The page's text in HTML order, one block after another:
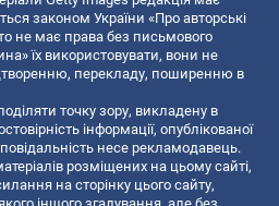
законом України «Про авторські
не має права без письмового
їх використовувати, вони не
перекладу, поширенню в
точку зору, викладену в
інформації, опублікованої
несе рекламодавець.
розміщених на цьому сайті,
на сторінку цього сайту,